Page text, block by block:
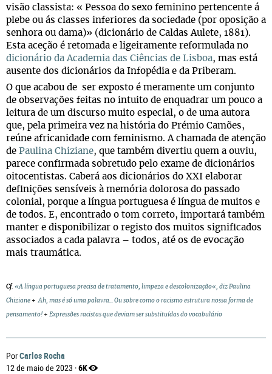
PorCarlos Rocha
12 de maio de 2023 ·6K
visão classista: « Pessoa do sexo feminino pertencente á
plebe ou ás classes inferiores da sociedade (por oposição a
senhora ou dama)» (dicionário de Caldas Aulete, 1881).
Esta aceção é retomada e ligeiramente reformulada no
dicionário da Academia das Ciências de Lisboa, mas está
ausente dos dicionários da Infopédia e da Priberam.
O que acabou de ser exposto é meramente um conjunto
de observações feitas no intuito de enquadrar um pouco a
leitura de um discurso muito especial, o de uma autora
que, pela primeira vez na história do Prémio Camões,
reúne africanidade com feminismo. A chamada de atenção
de Paulina Chiziane, que também divertiu quem a ouviu,
parece confirmada sobretudo pelo exame de dicionários
oitocentistas. Caberá aos dicionários do XXI elaborar
definições sensíveis à memória dolorosa do passado
colonial, porque a língua portuguesa é língua de muitos e
de todos. E, encontrado o tom correto, importará também
manter e disponibilizar o registo dos muitos significados
associados a cada palavra – todos, até os de evocação
mais traumática.
Cf. «A língua portuguesa precisa de tratamento, limpeza e descolonização«, diz Paulina
Chiziane +Ah, mas é só uma palavra... Ou sobre como o racismo estrutura nossa forma de
pensamento! + Expressões racistas que deviam ser substituídas do vocabulário